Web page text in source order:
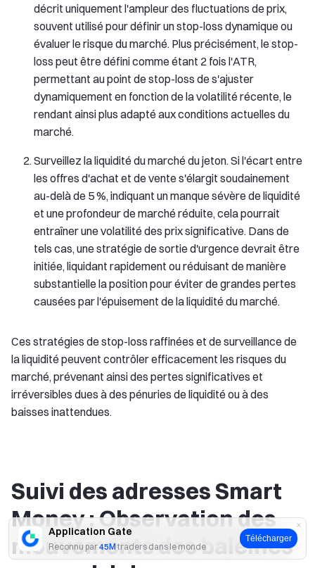
Application Gate
Reconnu par45M traders dans le monde
Télécharger
décrit uniquement l'ampleur des fluctuations de prix,
souvent utilisé pour définir un stop-loss dynamique ou
évaluer le risque du marché. Plus précisément, le stop-
loss peut être défini comme étant 2 fois l'ATR,
permettant au point de stop-loss de s'ajuster
dynamiquement en fonction de la volatilité récente, le
rendant ainsi plus adapté aux conditions actuelles du
marché.
Surveillez la liquidité du marché du jeton. Si l'écart entre
les offres d'achat et de vente s'élargit soudainement
au-delà de 5 %, indiquant un manque sévère de liquidité
et une profondeur de marché réduite, cela pourrait
entraîner une volatilité des prix significative. Dans de
tels cas, une stratégie de sortie d'urgence devrait être
initiée, liquidant rapidement ou réduisant de manière
substantielle la position pour éviter de grandes pertes
causées par l'épuisement de la liquidité du marché.
Ces stratégies de stop-loss raffinées et de surveillance de
la liquidité peuvent contrôler efficacement les risques du
marché, prévenant ainsi des pertes significatives et
irréversibles dues à des pénuries de liquidité ou à des
baisses inattendues.
Suivi des adresses Smart
Money : Observation des
mouvements des baleines